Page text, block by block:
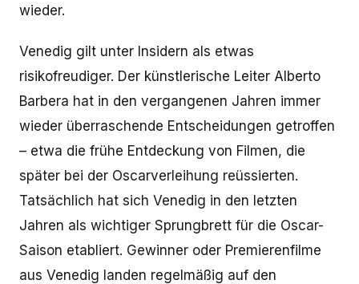
wieder.
Venedig gilt unter Insidern als etwas
risikofreudiger. Der künstlerische Leiter Alberto
Barbera hat in den vergangenen Jahren immer
wieder überraschende Entscheidungen getroffen
– etwa die frühe Entdeckung von Filmen, die
später bei der Oscarverleihung reüssierten.
Tatsächlich hat sich Venedig in den letzten
Jahren als wichtiger Sprungbrett für die Oscar-
Saison etabliert. Gewinner oder Premierenfilme
aus Venedig landen regelmäßig auf den